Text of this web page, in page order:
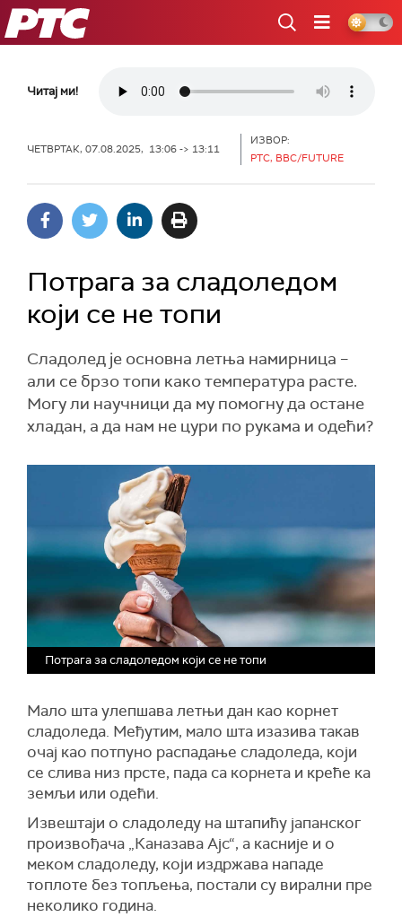
РТС
Читај ми!
ЧЕТВРТАК, 07.08.2025, 13:06 -> 13:11
ИЗВОР:
РТС, BBC/FUTURE
Потрага за сладоледом
који се не топи
Сладолед је основна летња намирница –
али се брзо топи како температура расте.
Могу ли научници да му помогну да остане
хладан, а да нам не цури по рукама и одећи?
Потрага за сладоледом који се не топи
Мало шта улепшава летњи дан као корнет
сладоледа. Међутим, мало шта изазива такав
очај као потпуно распадање сладоледа, који
се слива низ прсте, пада са корнета и креће ка
земљи или одећи.
Извештаји о сладоледу на штапићу јапанског
произвођача „Каназава Ајс“, а касније и о
меком сладоледу, који издржава нападе
топлоте без топљења, постали су вирални пре
неколико година.